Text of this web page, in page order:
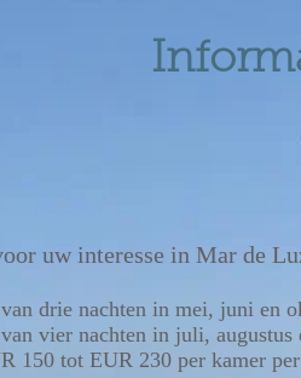
uw interesse in Mar de
drie nachten in mei, juni en
vier nachten in juli, augustus
150 tot EUR 230 per kamer